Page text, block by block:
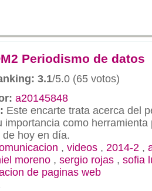
Periodismo de datos
3.1/5.0 (65 votos)
a20145848
Este encarte trata acerca del
importancia como
hoy en día.
, videos , 2014-2 ,
moreno , sergio rojas , sofia
de paginas web